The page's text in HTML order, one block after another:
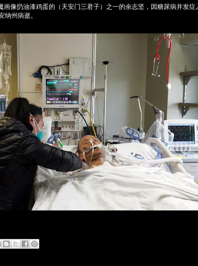
画像扔油漆鸡蛋的（天安门三君子）之一的余志坚，因糖尿病并发症
纳州病逝。